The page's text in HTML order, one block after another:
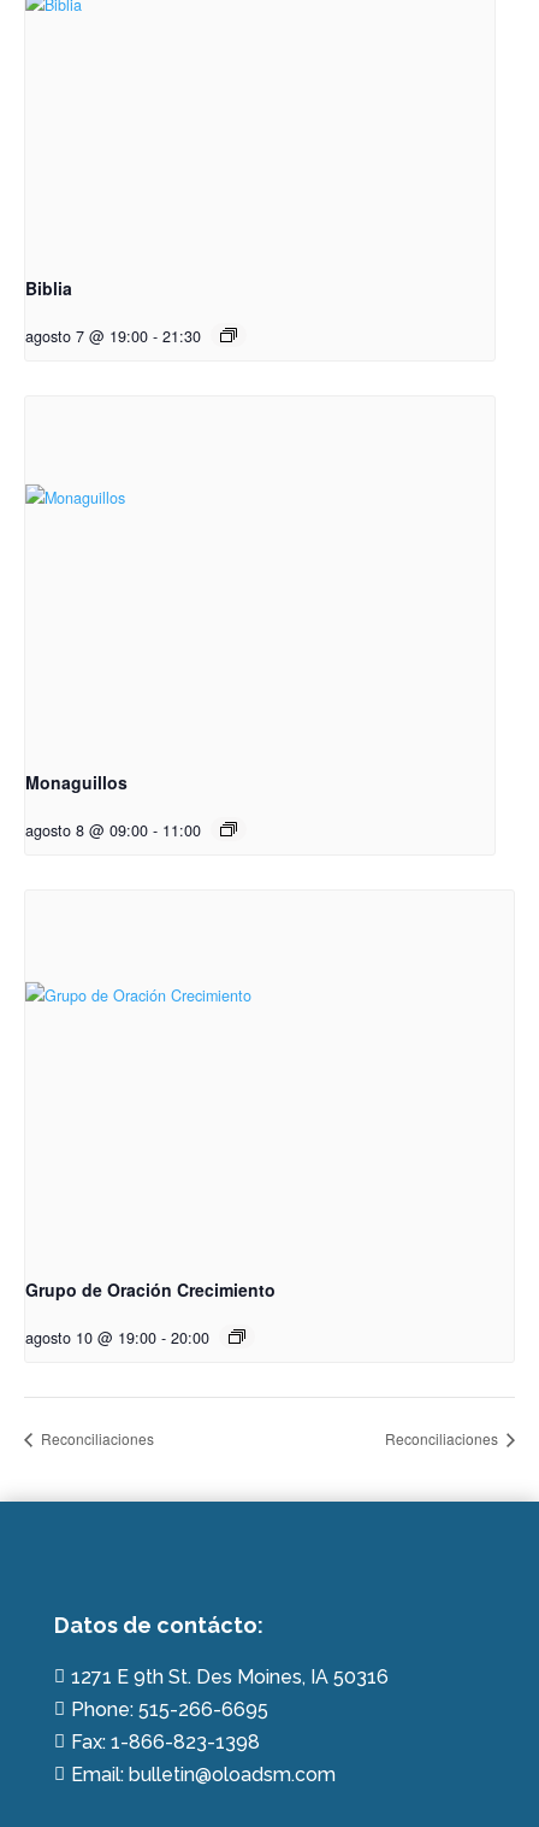
Biblia
agosto 7 @ 19:00 - 21:30
Monaguillos
agosto 8 @ 09:00 - 11:00
Grupo de Oración Crecimiento
agosto 10 @ 19:00 - 20:00
Reconciliaciones Reconciliaciones
Datos de contácto:
 1271 E 9th St. Des Moines, IA 50316
 Phone: 515-266-6695
 Fax: 1-866-823-1398
 Email: bulletin@oloadsm.com